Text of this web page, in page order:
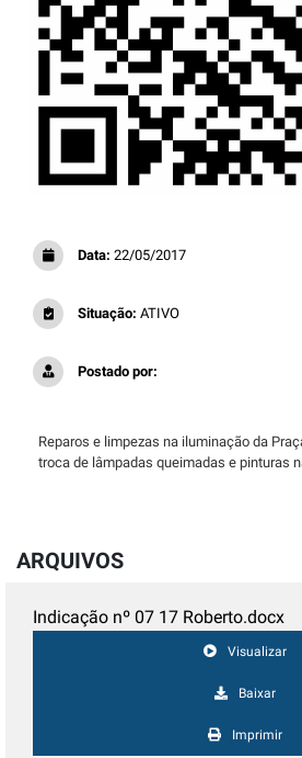
Data: 22/05/2017
Situação: ATIVO
Postado por:
Reparos e limpezas na iluminação da
troca de lâmpadas queimadas e pinturas
ARQUIVOS
Indicação nº 07 17 Roberto.docx
Visualizar
Baixar
Imprimir